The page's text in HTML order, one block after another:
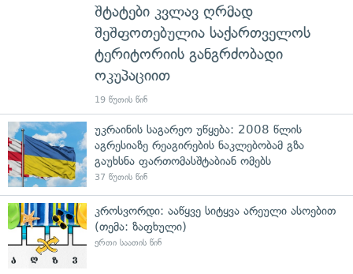
შტატები კვლავ ღრმად
შეშფოთებულია საქართველოს
ტერიტორიის განგრძობადი
ოკუპაციით
19 წუთის წინ
უკრაინის საგარეო უწყება: 2008 წლის
აგრესიაზე რეაგირების ნაკლებობამ გზა
გაუხსნა ფართომასშტაბიან ომებს
37 წუთის წინ
კროსვორდი: ააწყვე სიტყვა არეული ასოებით
(თემა: ზაფხული)
ერთი საათის წინ